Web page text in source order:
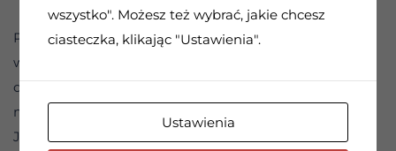
Powstał dylemat co robić. Ten, który przeprowadził
wstępną rozmowę z nowo przybyłym, przywołał dwóch
doświadczonych przyjaciół i w zaufaniu przedstawił im
niepokojące go fakty. Powiedział: „Co zatem robimy?
Jeśli go odrzucimy facet się wkrótce wykończy, jeśli zaś
wszystko". Możesz też wybrać, jakie chcesz
ciasteczka, klikając "Ustawienia".
Ustawienia